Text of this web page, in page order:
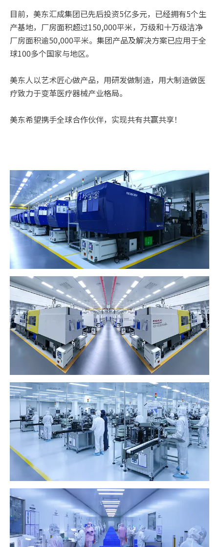
目前，美东汇成集团已先后投资5亿多元，已经拥有5个生
产基地，厂房面积超过150,000平米，万级和十万级洁净
厂房面积逾50,000平米。集团产品及解决方案已应用于全
球100多个国家与地区。
美东人以艺术匠心做产品，用研发做制造，用大制造做医
疗致力于变革医疗器械产业格局。
美东希望携手全球合作伙伴，实现共有共赢共享！